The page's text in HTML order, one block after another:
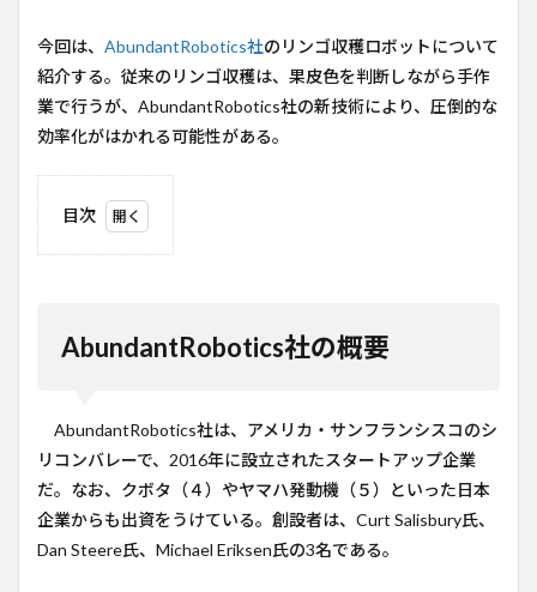
今回は、 AbundantRobotics社のリンゴ収穫ロボットについて
紹介する。従来のリンゴ収穫は、果皮色を判断しながら手作
業で行うが、AbundantRobotics社の新技術により、圧倒的な
効率化がはかれる可能性がある。
目次
AbundantRobotics
コメ
ント
4
参考
サイ
AbundantRobotics社の概要
AbundantRobotics社は、アメリカ・サンフランシスコのシ
リコンバレーで、2016年に設立されたスタートアップ企業
だ。なお、クボタ（４）やヤマハ発動機（５）といった日本
企業からも出資をうけている。創設者は、Curt Salisbury氏、
Dan Steere氏、Michael Eriksen氏の3名である。